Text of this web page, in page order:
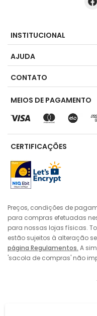
INSTITUCIONAL
AJUDA
CONTATO
MEIOS DE PAGAMENTO
CERTIFICAÇÕES
Preços, condições de
para compras efetuadas
para nossas lojas físicas.
estão sujeitos à alteração
página Regulamentos. A
'sacola de compras' não
da 'finalização' da compra